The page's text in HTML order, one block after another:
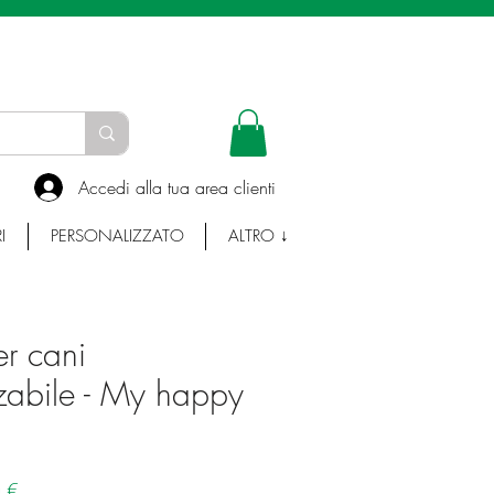
Accedi alla tua area clienti
PERSONALIZZATO ALTRO ↓
cani
- My happy